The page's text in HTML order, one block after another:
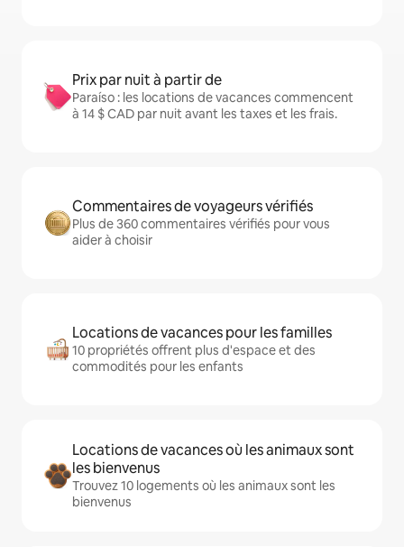
Prix par nuit à partir de
Paraíso : les locations de vacances commencent
à 14 $ CAD par nuit avant les taxes et les frais.
Commentaires de voyageurs vérifiés
Plus de 360 commentaires vérifiés pour vous
aider à choisir
Locations de vacances pour les familles
10 propriétés offrent plus d'espace et des
commodités pour les enfants
Locations de vacances où les animaux sont
les bienvenus
Trouvez 10 logements où les animaux sont les
bienvenus